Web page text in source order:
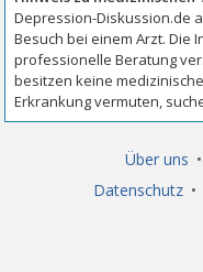
Über uns •
Datenschutz •